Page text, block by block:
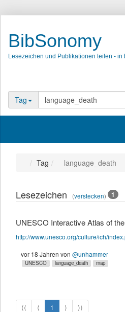
BibSonomy
Lesezeichen und Publikationen teilen - in
Tag
Tag language_death
Lesezeichen (verstecken) 1
http://www.unesco.org/culture/ich/
vor 18 Jahren von @unhammer
UNESCO language_death map
⟨⟨ ⟨ 1 ⟩ ⟩⟩